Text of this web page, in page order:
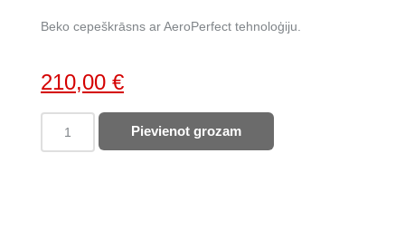
Beko cepeškrāsns ar AeroPerfect tehnoloģiju.
Original
price
was:
210,00 €Current
price
is:
cepeškrāsns
Pievienot grozam